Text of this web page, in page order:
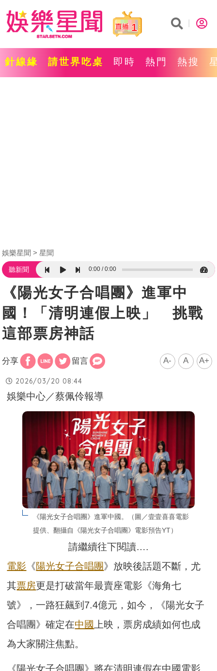
1
針線緣 請世界吃桌 即時 熱門 熱搜
娛樂星聞 星聞
聽新聞 0:00 0:00
《陽光女子合唱團》進軍中
國！「清明連假上映」 挑戰
這部票房神話
分享 留言 A- A A+
2026/03/20 08:44
娛樂中心／蔡佩伶報導
《陽光女子合唱團》進軍中國。（圖／壹壹喜喜電影
提供、翻攝自《陽光女子合唱團》電影預告YT）
請繼續往下閱讀….
電影 《陽光女子合唱團》放映後話題不斷，尤
其票房更是打破當年最賣座電影《海角七
號》，一路狂飆到7.4億元，如今，《陽光女子
合唱團》確定在中國上映，票房成績如何也成
為大家關注焦點。
《陽光女子合唱團》將在清明連假在中國電影